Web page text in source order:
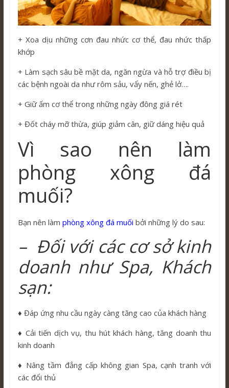
+ Xoa dịu những cơn đau nhức cơ thể, đau nhức thấp
khớp
+ Làm sạch sâu bề mặt da, ngăn ngừa và hỗ trợ điều bị
các bệnh ngoài da như rôm sảu, vẩy nến, ghẻ lở….
+ Giữ ấm cơ thể trong những ngày đông giá rét
+ Đốt cháy mỡ thừa, giúp giảm cân, giữ dáng hiệu quả
Vì sao nên làm
phòng xông đá
muối?
Bạn nên làm phòng xông đá muối bởi những lý do sau:
– Đối với các cơ sở kinh
doanh như Spa, Khách
sạn:
♦️ Đáp ứng nhu cầu ngày càng tăng cao của khách hàng
♦️ Cải tiến dịch vụ, thu hút khách hàng, tăng doanh thu
kinh doanh
♦️ Nâng tầm đẳng cấp không gian Spa, cạnh tranh với
các đổi thủ